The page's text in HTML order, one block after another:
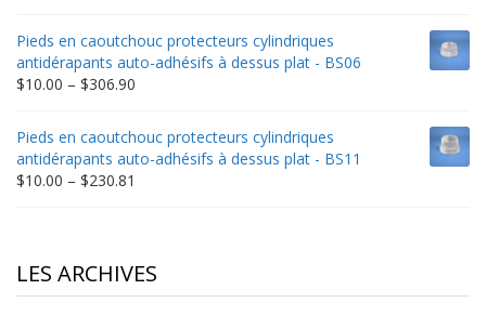
$9.00
through
$198.80
Pieds en caoutchouc protecteurs cylindriques
antidérapants auto-adhésifs à dessus plat - BS06
$10.00 – $306.90
through
$306.90
Pieds en caoutchouc protecteurs cylindriques
antidérapants auto-adhésifs à dessus plat - BS11
$10.00 – $230.81
$230.81
LES ARCHIVES